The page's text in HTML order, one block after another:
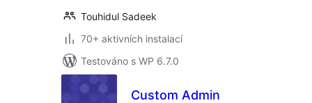
Touhidul Sadeek
70+ aktivních instalací
Testováno s WP 6.7.0
Custom Admin